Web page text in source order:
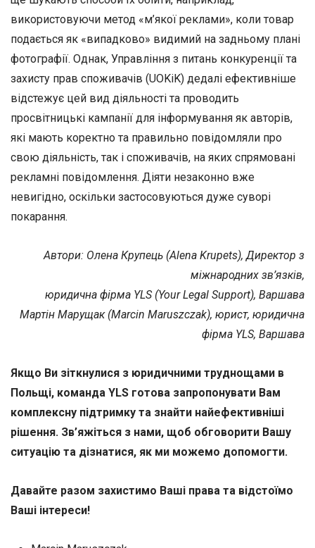
використовуючи метод «м’якої реклами», коли товар
подається як «випадково» видимий на задньому плані
фотографії. Однак, Управління з питань конкуренції та
захисту прав споживачів (UOKiK) дедалі ефективніше
відстежує цей вид діяльності та проводить
просвітницькі кампанії для інформування як авторів,
які мають коректно та правильно повідомляли про
свою діяльність, так і споживачів, на яких спрямовані
рекламні повідомлення. Діяти незаконно вже
невигідно, оскільки застосовуються дуже суворі
покарання.
Автори: Олена Крупець (Alena Krupets), Директор з
міжнародних зв’язків,
юридична фірма YLS (Your Legal Support), Варшава
Мартін Марущак (Marcin Maruszczak), юрист, юридична
фірма YLS, Варшава
Якщо Ви зіткнулися з юридичними труднощами в
Польщі, команда YLS готова запропонувати Вам
комплексну підтримку та знайти найефективніші
рішення. Зв’яжіться з нами, щоб обговорити Вашу
ситуацію та дізнатися, як ми можемо допомогти.
Давайте разом захистимо Ваші права та відстоїмо
Ваші інтереси!